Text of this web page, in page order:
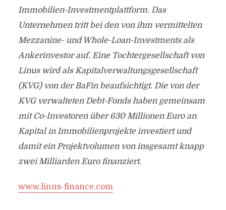
Immobilien-Investmentplattform. Das
Unternehmen tritt bei den von ihm vermittelten
Mezzanine- und Whole-Loan-Investments als
Ankerinvestor auf. Eine Tochtergesellschaft von
Linus wird als Kapitalverwaltungsgesellschaft
(KVG) von der BaFin beaufsichtigt. Die von der
KVG verwalteten Debt-Fonds haben gemeinsam
mit Co-Investoren über 630 Millionen Euro an
Kapital in Immobilienprojekte investiert und
damit ein Projektvolumen von insgesamt knapp
zwei Milliarden Euro finanziert.
www.linus-finance.com